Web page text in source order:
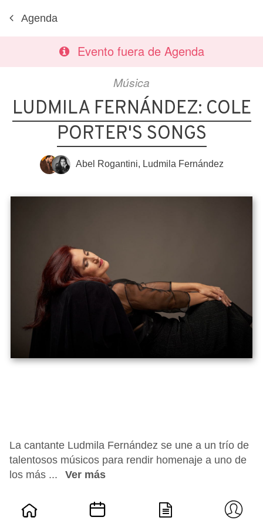
Agenda
Evento fuera de Agenda
Música
LUDMILA FERNÁNDEZ: COLE
PORTER'S SONGS
Abel Rogantini, Ludmila Fernández
La cantante Ludmila Fernández se une a un trío de
talentosos músicos para rendir homenaje a uno de
los más ...
Ver más